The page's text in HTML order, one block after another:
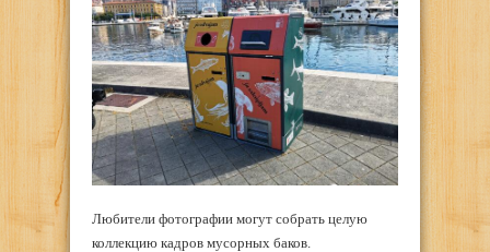
Любители фотографии могут собрать целую
коллекцию кадров мусорных баков.